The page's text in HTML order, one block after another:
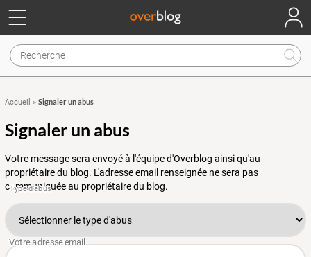
Accueil » Signaler un abus
Signaler un abus
Votre message sera envoyé à l'équipe d'Overblog ainsi qu'au
propriétaire du blog. L'adresse email renseignée ne sera pas
communiquée au propriétaire du blog.